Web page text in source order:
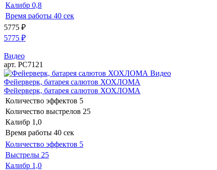
Калибр 0,8
Время работы 40 сек
5775 ₽
5775 ₽
Видео
арт. РС7121
Видео
Фейерверк, батарея салютов ХОХЛОМА
Фейерверк, батарея салютов ХОХЛОМА
Количество эффектов 5
Количество выстрелов 25
Калибр 1,0
Время работы 40 сек
Количество эффектов 5
Выстрелы 25
Калибр 1,0